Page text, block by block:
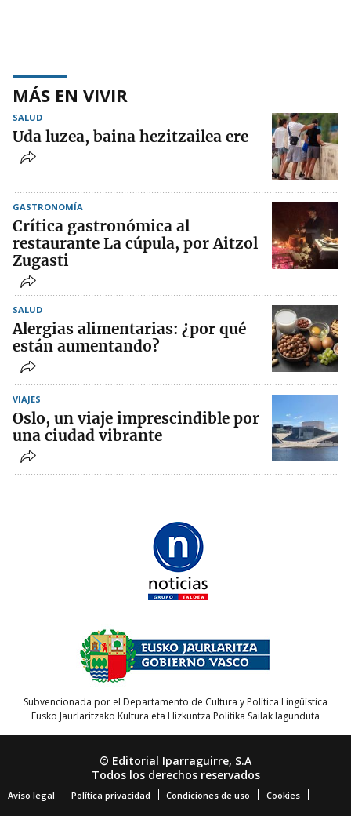
MÁS EN VIVIR
SALUD
Uda luzea, baina hezitzailea ere
GASTRONOMÍA
Crítica gastronómica al
restaurante La cúpula, por Aitzol
Zugasti
SALUD
Alergias alimentarias: ¿por qué
están aumentando?
VIAJES
Oslo, un viaje imprescindible por
una ciudad vibrante
Subvencionada por el Departamento de Cultura y Política Lingüística
Eusko Jaurlaritzako Kultura eta Hizkuntza Politika Sailak lagunduta
© Editorial Iparraguirre, S.A
Todos los derechos reservados
Aviso legal Política privacidad Condiciones de uso Cookies